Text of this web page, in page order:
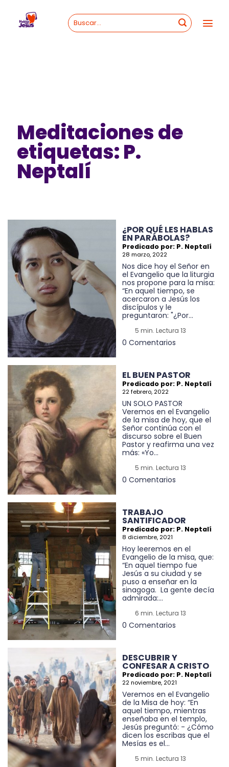
content
Meditaciones de
etiquetas: P.
Neptalí
¿POR QUÉ LES HABLAS
EN PARÁBOLAS?
Predicado por: P. Neptalí
28 marzo, 2022
Nos dice hoy el Señor en
el Evangelio que la liturgia
nos propone para la misa:
“En aquel tiempo, se
acercaron a Jesús los
discípulos y le
preguntaron: "¿Por...
5 min. Lectura 13
0 Comentarios
EL BUEN PASTOR
Predicado por: P. Neptalí
22 febrero, 2022
UN SOLO PASTOR
Veremos en el Evangelio
de la misa de hoy, que el
Señor continúa con el
discurso sobre el Buen
Pastor y reafirma una vez
más: «Yo...
5 min. Lectura 13
0 Comentarios
TRABAJO
SANTIFICADOR
Predicado por: P. Neptalí
8 diciembre, 2021
Hoy leeremos en el
Evangelio de la misa, que:
“En aquel tiempo fue
Jesús a su ciudad y se
puso a enseñar en la
sinagoga. La gente decía
admirada:...
6 min. Lectura 13
0 Comentarios
DESCUBRIR Y
CONFESAR A CRISTO
Predicado por: P. Neptalí
22 noviembre, 2021
Veremos en el Evangelio
de la Misa de hoy: “En
aquel tiempo, mientras
enseñaba en el templo,
Jesús preguntó: - ¿Cómo
dicen los escribas que el
Mesías es el...
5 min. Lectura 13